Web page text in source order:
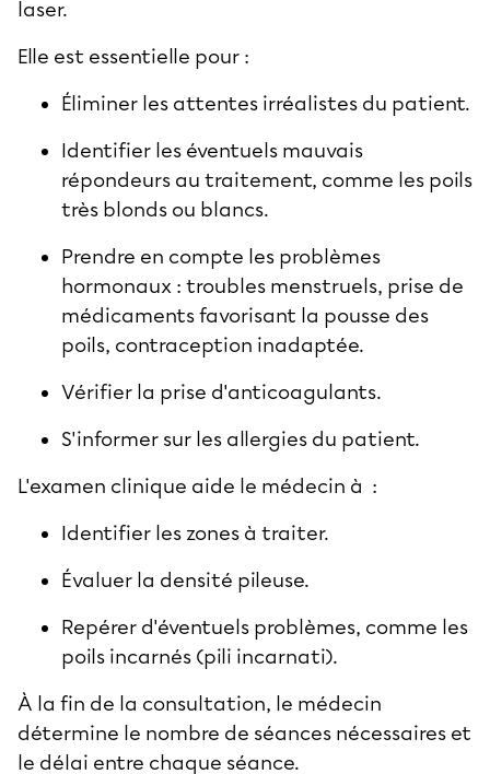
laser.
Elle est essentielle pour :
Éliminer les attentes irréalistes du patient.
Identifier les éventuels mauvais
répondeurs au traitement, comme les poils
très blonds ou blancs.
Prendre en compte les problèmes
hormonaux : troubles menstruels, prise de
médicaments favorisant la pousse des
poils, contraception inadaptée.
Vérifier la prise d'anticoagulants.
S'informer sur les allergies du patient.
L'examen clinique aide le médecin à :
Identifier les zones à traiter.
Évaluer la densité pileuse.
Repérer d'éventuels problèmes, comme les
poils incarnés (pili incarnati).
À la fin de la consultation, le médecin
détermine le nombre de séances nécessaires et
le délai entre chaque séance.